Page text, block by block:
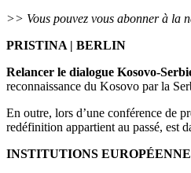
>> Vous pouvez vous abonner à la
PRISTINA | BERLIN
Relancer le dialogue Kosovo-
reconnaissance du Kosovo par la
En outre, lors d’une conférence de
redéfinition appartient au passé, est
INSTITUTIONS